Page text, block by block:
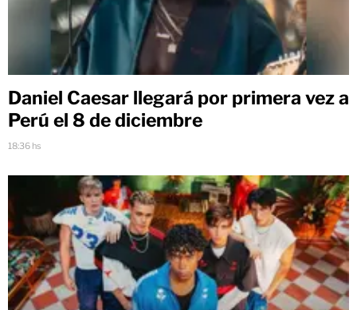
Daniel Caesar llegará por primera vez a
Perú el 8 de diciembre
18:36 hs